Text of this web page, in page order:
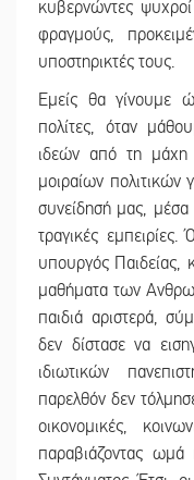
κυβερνώντες
φραγμούς,
υποστηρικτές τους.
Εμείς θα γίνουμε
πολίτες, όταν
ιδεών από τη
μοιραίων πολιτικών
συνείδησή μας, μέσα
τραγικές
υπουργός Παιδείας,
μαθήματα των
παιδιά αριστερά,
δεν δίστασε να
ιδιωτικών
παρελθόν δεν
οικονομικές,
παραβιάζοντας